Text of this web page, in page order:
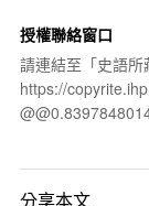
授權聯絡窗口
請連結至「史語所
https://
分享本文